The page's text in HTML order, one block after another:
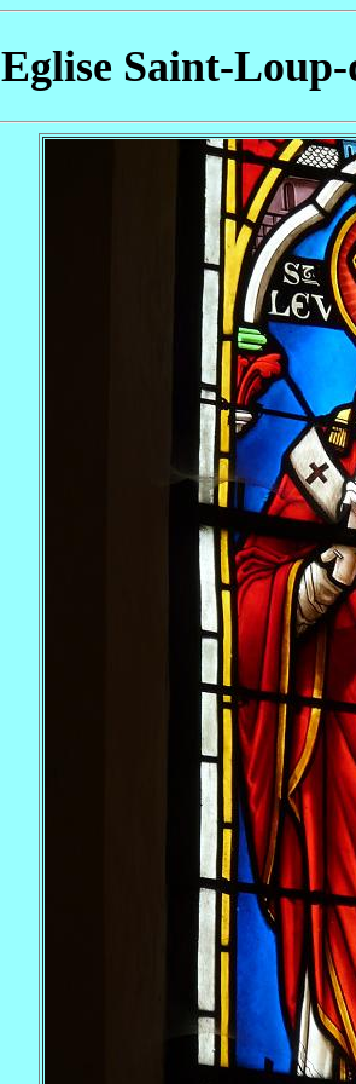
Eglise Saint-